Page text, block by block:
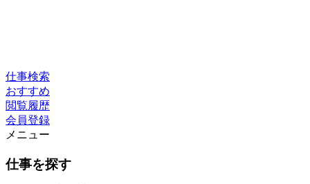
仕事検索
おすすめ
閲覧履歴
会員登録
メニュー
仕事を探す